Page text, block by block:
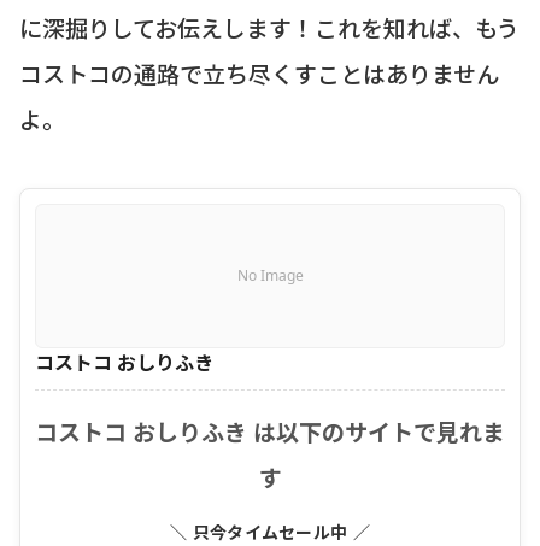
に深掘りしてお伝えします！これを知れば、もう
コストコの通路で立ち尽くすことはありません
よ。
No Image
コストコ おしりふき
コストコ おしりふき は以下のサイトで見れま
す
＼ 只今タイムセール中 ／